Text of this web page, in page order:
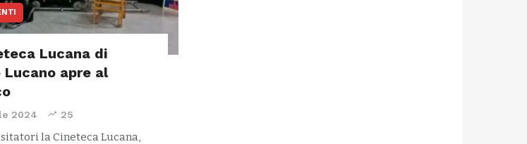
Lucana di
Lucano apre al
2024 25
la Cineteca Lucana,